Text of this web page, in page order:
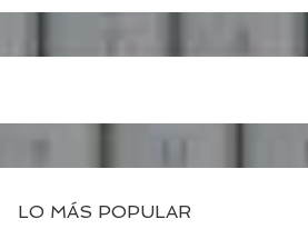
LO MÁS POPULAR